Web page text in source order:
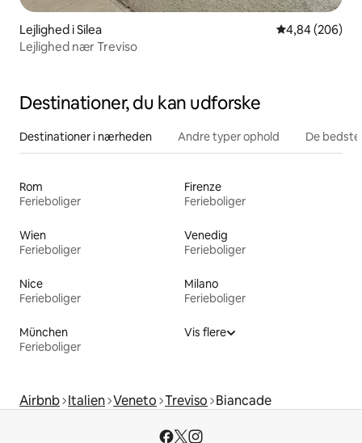
Lejlighed i Silea 4,84 ud af 5 i
4,84 (206)
Lejlighed nær Treviso
Destinationer, du kan udforske
Destinationer i nærheden Andre typer ophold De
Rom
Ferieboliger
Firenze
Ferieboliger
Wien
Ferieboliger
Venedig
Ferieboliger
Nice
Ferieboliger
Milano
Ferieboliger
München
Ferieboliger
Vis flere
Airbnb Italien Veneto Treviso Biancade